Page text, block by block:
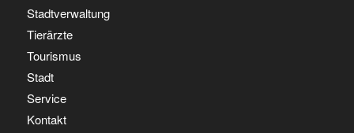
Stadtverwaltung
Tierärzte
Tourismus
Stadt
Service
Kontakt